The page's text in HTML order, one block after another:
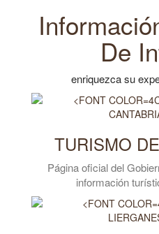
De
enriquezca su
TURISMO
Página oficial del
información